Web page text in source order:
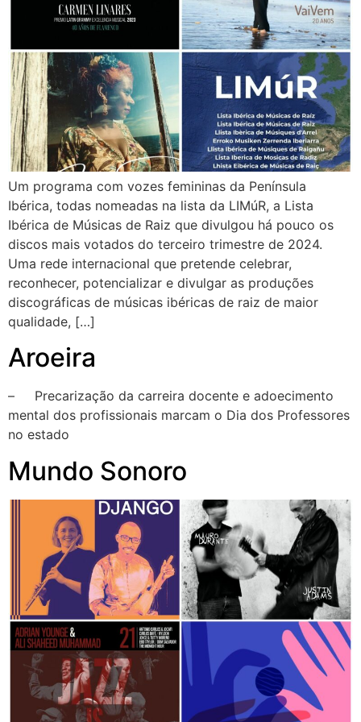
Um programa com vozes femininas da Península
Ibérica, todas nomeadas na lista da LIMúR, a Lista
Ibérica de Músicas de Raiz que divulgou há pouco os
discos mais votados do terceiro trimestre de 2024.
Uma rede internacional que pretende celebrar,
reconhecer, potencializar e divulgar as produções
discográficas de músicas ibéricas de raiz de maior
qualidade, […]
Aroeira
– Precarização da carreira docente e adoecimento
mental dos profissionais marcam o Dia dos Professores
no estado
Mundo Sonoro